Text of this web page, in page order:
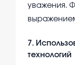
уважения.
7.
технологий